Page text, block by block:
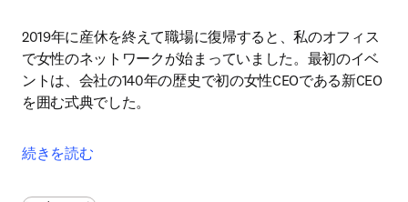
2019年に産休を終えて職場に復帰すると、私のオフィス
で女性のネットワークが始まっていました。最初のイベ
ントは、会社の140年の歴史で初の女性CEOである新CEO
を囲む式典でした。
続きを読む